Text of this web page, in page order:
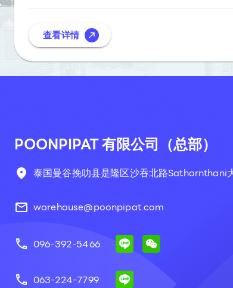
查看详情
POONPIPAT 有限公司（总部）
泰国曼谷挽叻县是隆区沙吞北路
warehouse@poonpipat.com
096-392-5466
063-224-7799